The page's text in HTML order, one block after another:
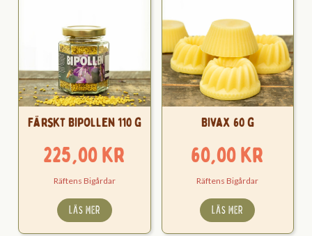
Färskt Bipollen 110 g
225,00kr
Räftens Bigårdar
LÄS MER
Bivax 60 g
60,00kr
Räftens Bigårdar
LÄS MER